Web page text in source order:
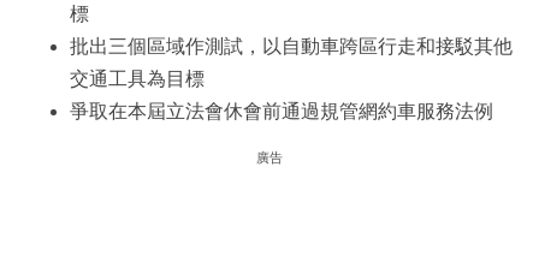
標
批出三個區域作測試，以自動車跨區行走和接駁其他
交通工具為目標
爭取在本屆立法會休會前通過規管網約車服務法例
廣告